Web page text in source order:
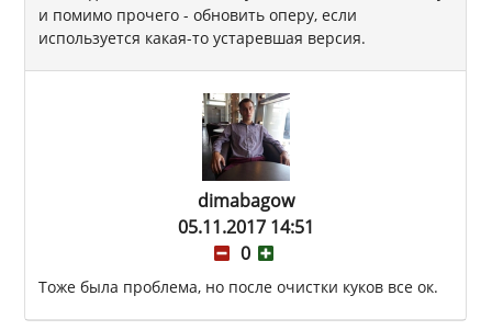
и помимо прочего - обновить оперу, если
используется какая-то устаревшая версия.
dimabagow
05.11.2017 14:51
0
Тоже была проблема, но после очистки куков все ок.